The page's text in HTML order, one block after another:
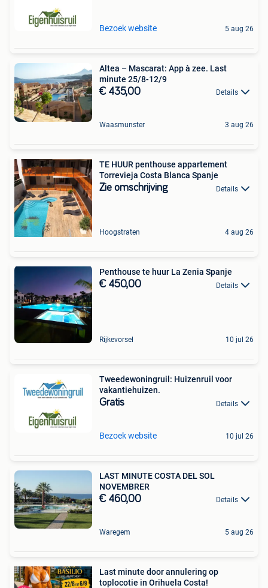
Bezoek website 5 aug 26
Altea – Mascarat: App à zee. Last
minute 25/8-12/9
€ 435,00 Details
Waasmunster 3 aug 26
TE HUUR penthouse appartement
Torrevieja Costa Blanca Spanje
Zie omschrijving Details
Hoogstraten 4 aug 26
Penthouse te huur La Zenia Spanje
€ 450,00 Details
Rijkevorsel 10 jul 26
Tweedewoningruil: Huizenruil voor
vakantiehuizen.
Gratis Details
Bezoek website 10 jul 26
LAST MINUTE COSTA DEL SOL
NOVEMBRER
€ 460,00 Details
Waregem 5 aug 26
Last minute door annulering op
toplocotie in Orihuela Costa!